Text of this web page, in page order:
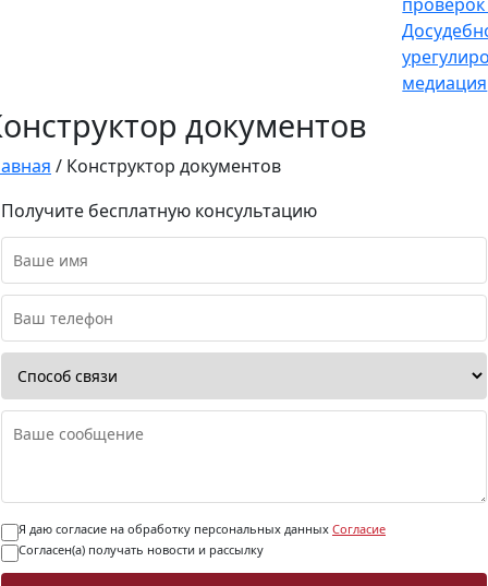
медиация
документов
/ Конструктор документов
Получите бесплатную консультацию
Я даю согласие на обработку персональных данных Согласие
Согласен(а) получать новости и рассылку